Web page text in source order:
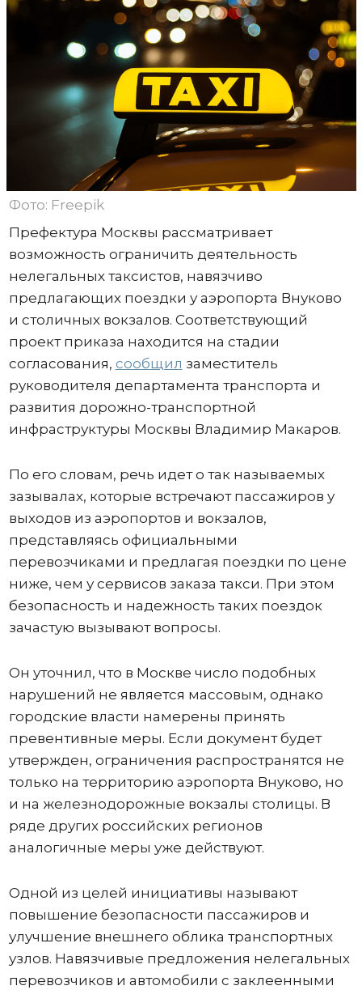
Фото: Freepik
Префектура Москвы рассматривает
возможность ограничить деятельность
нелегальных таксистов, навязчиво
предлагающих поездки у аэропорта Внуково
и столичных вокзалов. Соответствующий
проект приказа находится на стадии
согласования, сообщил заместитель
руководителя департамента транспорта и
развития дорожно-транспортной
инфраструктуры Москвы Владимир Макаров.
По его словам, речь идет о так называемых
зазывалах, которые встречают пассажиров у
выходов из аэропортов и вокзалов,
представляясь официальными
перевозчиками и предлагая поездки по цене
ниже, чем у сервисов заказа такси. При этом
безопасность и надежность таких поездок
зачастую вызывают вопросы.
Он уточнил, что в Москве число подобных
нарушений не является массовым, однако
городские власти намерены принять
превентивные меры. Если документ будет
утвержден, ограничения распространятся не
только на территорию аэропорта Внуково, но
и на железнодорожные вокзалы столицы. В
ряде других российских регионов
аналогичные меры уже действуют.
Одной из целей инициативы называют
повышение безопасности пассажиров и
улучшение внешнего облика транспортных
узлов. Навязчивые предложения нелегальных
перевозчиков и автомобили с заклеенными